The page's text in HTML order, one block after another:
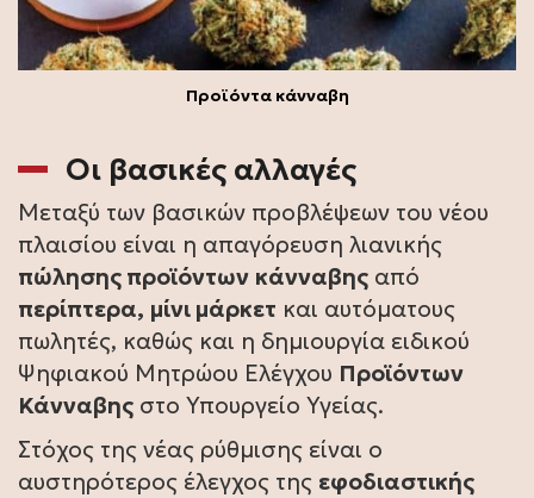
Προϊόντα κάνναβη
Οι βασικές αλλαγές
Μεταξύ των βασικών προβλέψεων του νέου
πλαισίου είναι η απαγόρευση λιανικής
πώλησης προϊόντων κάνναβης από
περίπτερα, μίνι μάρκετ και αυτόματους
πωλητές, καθώς και η δημιουργία ειδικού
Ψηφιακού Μητρώου Ελέγχου Προϊόντων
Κάνναβης στο Υπουργείο Υγείας.
Στόχος της νέας ρύθμισης είναι ο
αυστηρότερος έλεγχος της εφοδιαστικής